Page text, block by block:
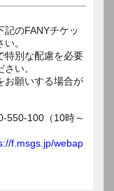
のFANYチケッ
。
特別な配慮を必要
い。
お願いする場合が
550-100（10時～
f.msgs.jp/webap